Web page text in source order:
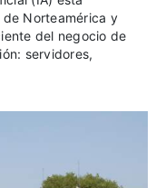
Norteamérica y
del negocio de
servidores,